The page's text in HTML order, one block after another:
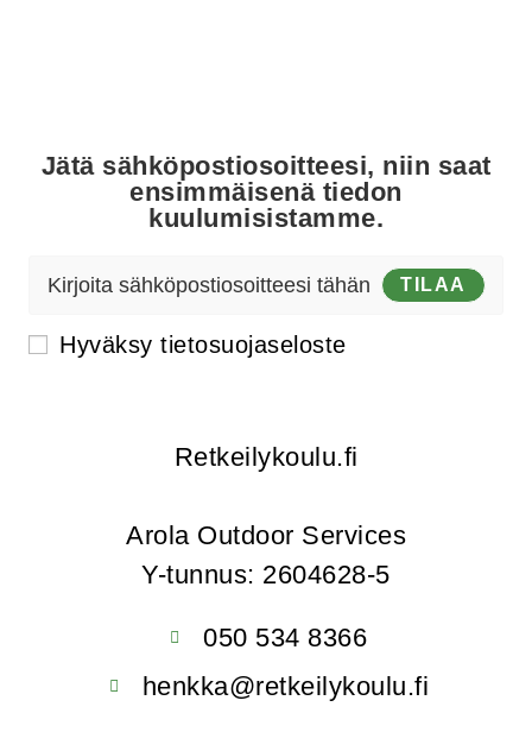
Jätä sähköpostiosoitteesi, niin saat
ensimmäisenä tiedon
kuulumisistamme.
TILAA
Hyväksy tietosuojaseloste
Retkeilykoulu.fi
Arola Outdoor Services
Y-tunnus: 2604628-5
050 534 8366
henkka@retkeilykoulu.fi